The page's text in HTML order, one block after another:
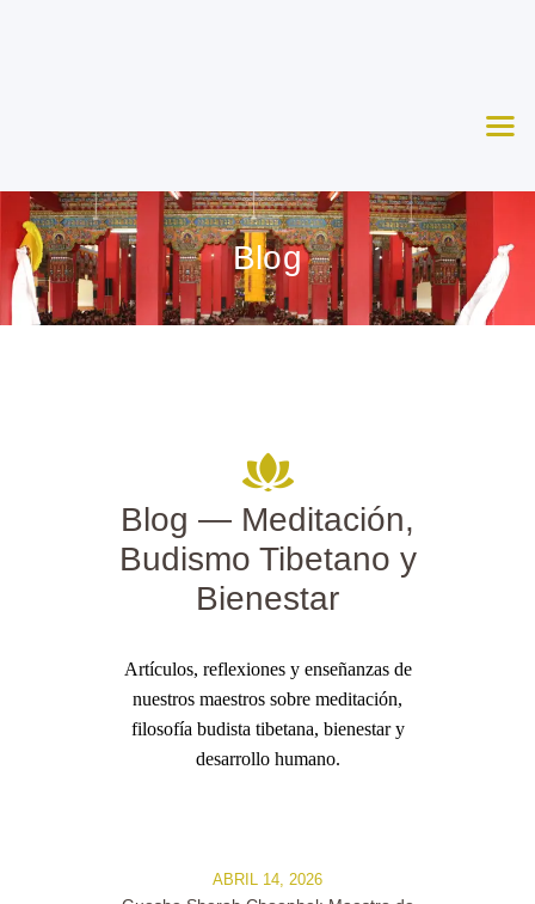
Blog
Agenda
Apoya
Contacto
Blog — Meditación,
Budismo Tibetano y
Bienestar
Artículos, reflexiones y enseñanzas de
nuestros maestros sobre meditación,
filosofía budista tibetana, bienestar y
desarrollo humano.
ABRIL 14, 2026